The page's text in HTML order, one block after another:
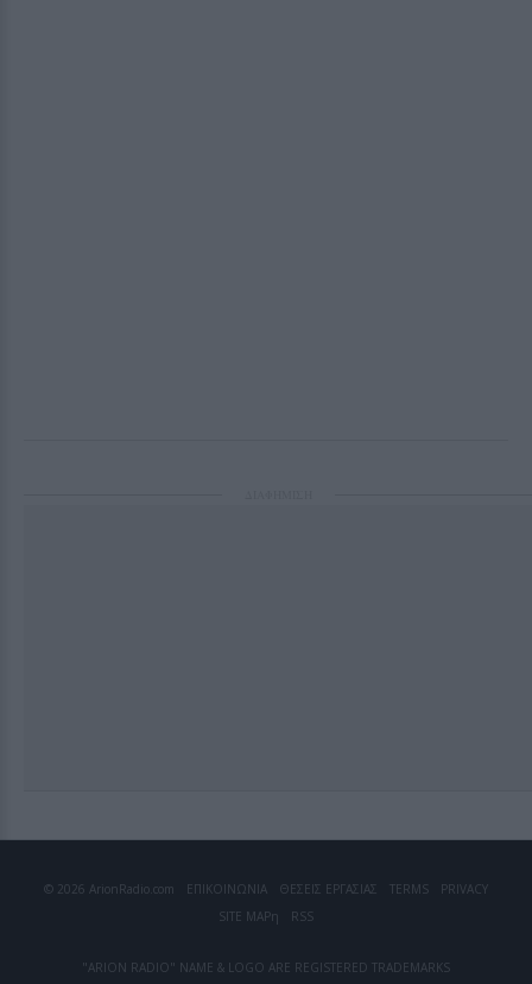
© 2026 ArionRadio.com ΕΠΙΚΟΙΝΩΝΙΑ ΘΕΣΕΙΣ ΕΡΓΑΣΙΑΣ TERMS
PRIVACY
SITE MAPη RSS
"ARION RADIO" NAME & LOGO ARE REGISTERED TRADEMARKS